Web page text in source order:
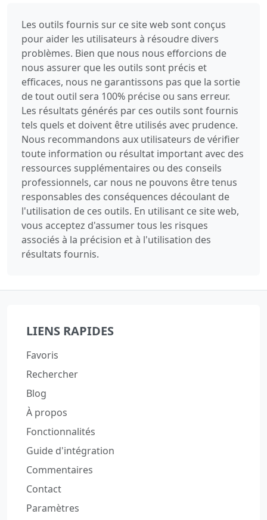
Les outils fournis sur ce site web sont conçus
pour aider les utilisateurs à résoudre divers
problèmes. Bien que nous nous efforcions de
nous assurer que les outils sont précis et
efficaces, nous ne garantissons pas que la sortie
de tout outil sera 100% précise ou sans erreur.
Les résultats générés par ces outils sont fournis
tels quels et doivent être utilisés avec prudence.
Nous recommandons aux utilisateurs de vérifier
toute information ou résultat important avec des
ressources supplémentaires ou des conseils
professionnels, car nous ne pouvons être tenus
responsables des conséquences découlant de
l'utilisation de ces outils. En utilisant ce site web,
vous acceptez d'assumer tous les risques
associés à la précision et à l'utilisation des
résultats fournis.
LIENS RAPIDES
Favoris
Rechercher
Blog
À propos
Fonctionnalités
Guide d'intégration
Commentaires
Contact
Paramètres